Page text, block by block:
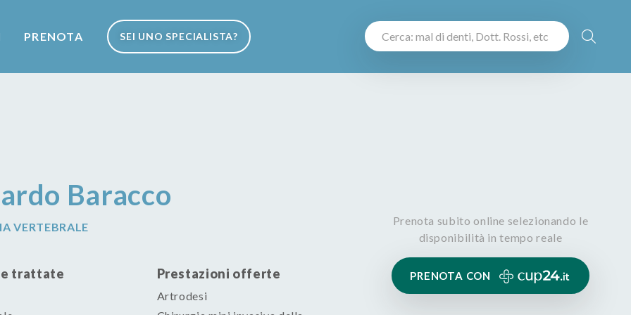
PRENOTA SEI UNO SPECIALISTA?
Baracco
VERTEBRALE
trattate Prestazioni offerte
Artrodesi
Prenota subito online selezionando le
disponibilità in tempo reale
PRENOTA CON